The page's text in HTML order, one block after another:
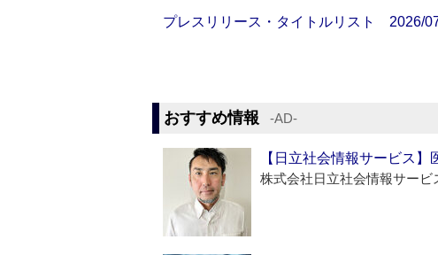
プレスリリース・タイトルリスト 2026/
おすすめ情報 ‐AD‐
【日立社会情報サービス
株式会社日立社会情報サービ